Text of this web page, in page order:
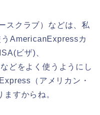
スクラブ）などは、私
AmericanExpressカ
ビザ)、
どをよく使うようにし
（アメリカン・
すからね。